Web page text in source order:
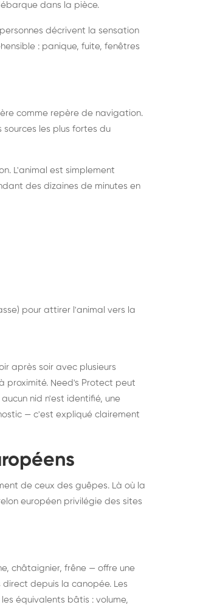
dans la pièce.
décrivent la sensation
: panique, fuite, fenêtres
comme repère de navigation.
les plus fortes du
L'animal est simplement
des dizaines de minutes en
pour attirer l'animal vers la
après soir avec plusieurs
proximité. Need's Protect peut
nid n'est identifié, une
— c'est expliqué clairement
de ceux des guêpes. Là où la
européen privilégie des sites
châtaignier, frêne — offre une
depuis la canopée. Les
équivalents bâtis : volume,